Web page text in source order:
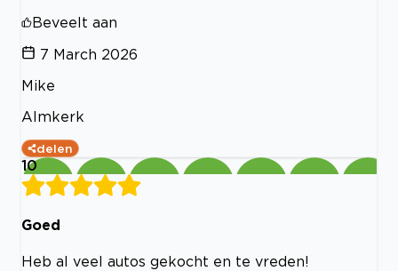
Beveelt aan
7 March 2026
Mike
Almkerk
delen
10
Goed
Heb al veel autos gekocht en te vreden!